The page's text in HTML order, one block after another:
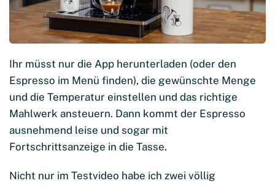
Ihr müsst nur die App herunterladen (oder den
Espresso im Menü finden), die gewünschte Menge
und die Temperatur einstellen und das richtige
Mahlwerk ansteuern. Dann kommt der Espresso
ausnehmend leise und sogar mit
Fortschrittsanzeige in die Tasse.
Nicht nur im Testvideo habe ich zwei völlig